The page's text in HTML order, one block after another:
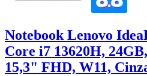
Notebook Lenovo
Core i7 13620H,
15,3" FHD, W11,